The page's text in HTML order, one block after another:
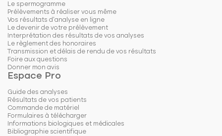
Le spermogramme
Prélèvements à réaliser vous même
Vos résultats d'analyse en ligne
Le devenir de votre prélèvement
Interprétation des résultats de vos analyses
Le règlement des honoraires
Transmission et délais de rendu de vos résultats
Foire aux questions
Donner mon avis
Espace Pro
Guide des analyses
Résultats de vos patients
Commande de matériel
Formulaires à télécharger
Informations biologiques et médicales
Bibliographie scientifique